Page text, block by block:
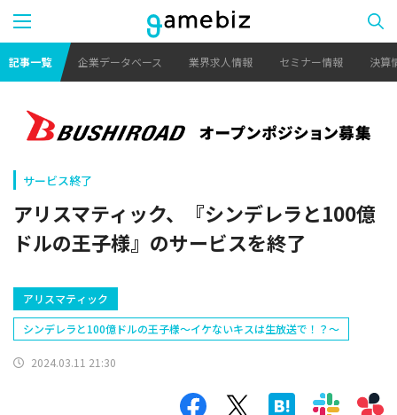
記事一覧 企業データベース 業界求人情報 セミナー情報 決算
サービス終了
アリスマティック、『シンデレラと100億
ドルの王子様』のサービスを終了
アリスマティック
シンデレラと100億ドルの王子様～イケないキスは生放送で！？～
2024.03.11 21:30